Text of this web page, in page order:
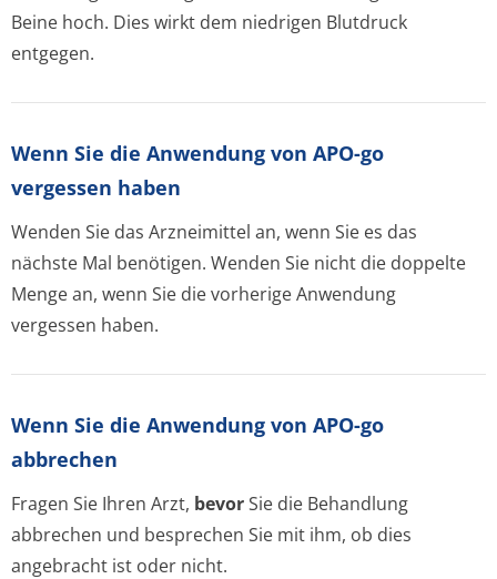
Beine hoch. Dies wirkt dem niedrigen Blutdruck
entgegen.
Wenn Sie die Anwendung von APO-go
vergessen haben
Wenden Sie das Arzneimittel an, wenn Sie es das
nächste Mal benötigen. Wenden Sie nicht die doppelte
Menge an, wenn Sie die vorherige Anwendung
vergessen haben.
Wenn Sie die Anwendung von APO-go
abbrechen
Fragen Sie Ihren Arzt, bevorSie die Behandlung
abbrechen und besprechen Sie mit ihm, ob dies
angebracht ist oder nicht.